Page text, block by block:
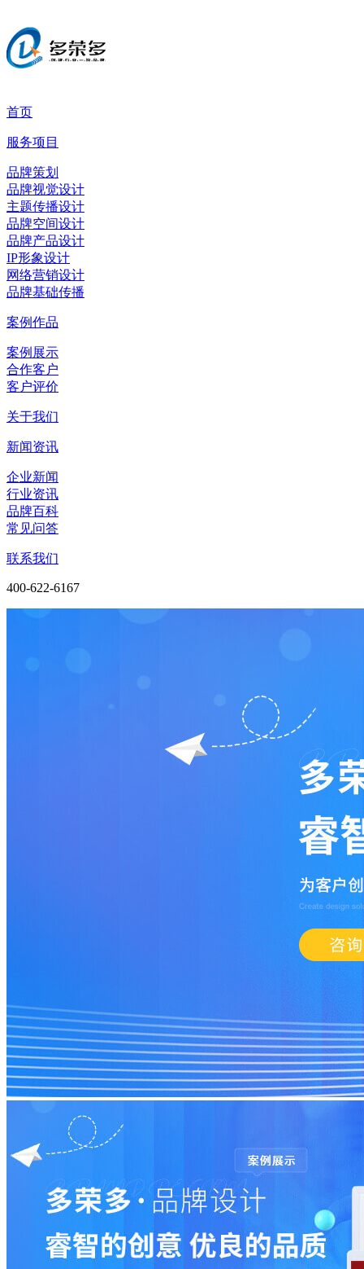
首页
服务项目
品牌策划
品牌视觉设计
主题传播设计
品牌空间设计
品牌产品设计
IP形象设计
网络营销设计
品牌基础传播
案例作品
案例展示
合作客户
客户评价
关于我们
新闻资讯
企业新闻
行业资讯
品牌百科
常见问答
联系我们
400-622-6167